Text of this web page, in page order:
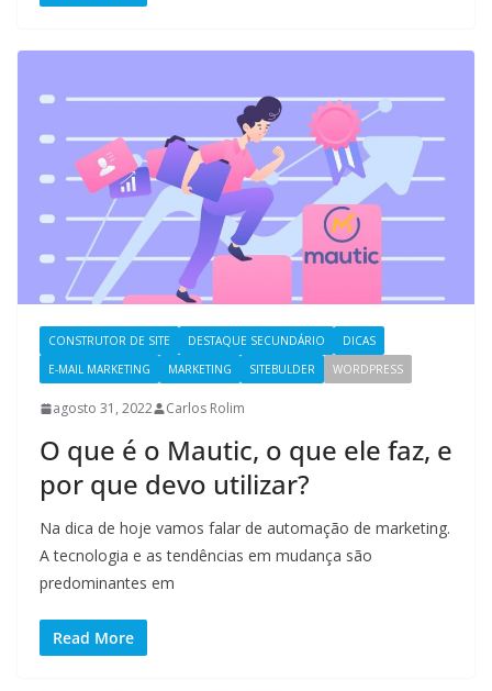
CONSTRUTOR DE SITE DESTAQUE SECUNDÁRIO
DICAS
E-MAIL MARKETING
MARKETING SITEBULDER WORDPRESS
agosto 31, 2022 Carlos Rolim
O que é o Mautic, o que ele faz, e
por que devo utilizar?
Na dica de hoje vamos falar de automação de marketing.
A tecnologia e as tendências em mudança são
predominantes em
Read More